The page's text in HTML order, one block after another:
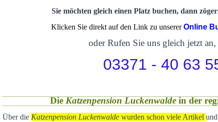
Sie möchten gleich einen Platz buchen, dann
Klicken Sie direkt auf den Link zu unsererOnline
oder Rufen Sie uns gleich jetzt an,
03371 - 40 63
Die Katzenpension Luckenwaldein der
Über die Katzenpension Luckenwalde wurden schon viele Artikel